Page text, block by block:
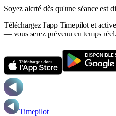
Soyez alerté dès qu'une séance est
Téléchargez l'app Timepilot et
— vous serez prévenu en temps réel.
Timepilot